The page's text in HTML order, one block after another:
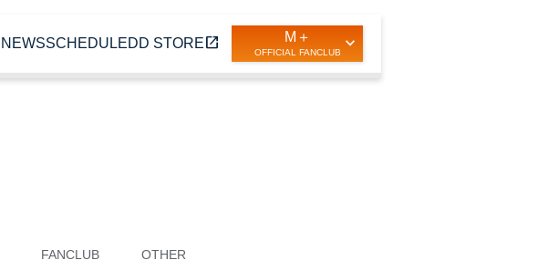
NEWSSCHEDULEDD STOREopen_in_new M＋
OFFICIAL FANCLUB
FANCLUB OTHER